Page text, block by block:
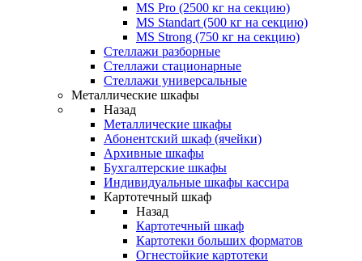
MS Pro (2500 кг на секцию)
MS Standart (500 кг на секцию)
MS Strong (750 кг на секцию)
Стеллажи разборные
Стеллажи стационарные
Стеллажи универсальные
Металлические шкафы
Назад
Металлические шкафы
Абонентский шкаф (ячейки)
Архивные шкафы
Бухгалтерские шкафы
Индивидуальные шкафы кассира
Картотечный шкаф
Назад
Картотечный шкаф
Картотеки больших форматов
Огнестойкие картотеки